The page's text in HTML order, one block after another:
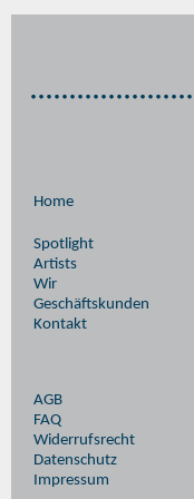
Home
Spotlight
Artists
Wir
Geschäftskunden
Kontakt
AGB
FAQ
Widerrufsrecht
Datenschutz
Impressum